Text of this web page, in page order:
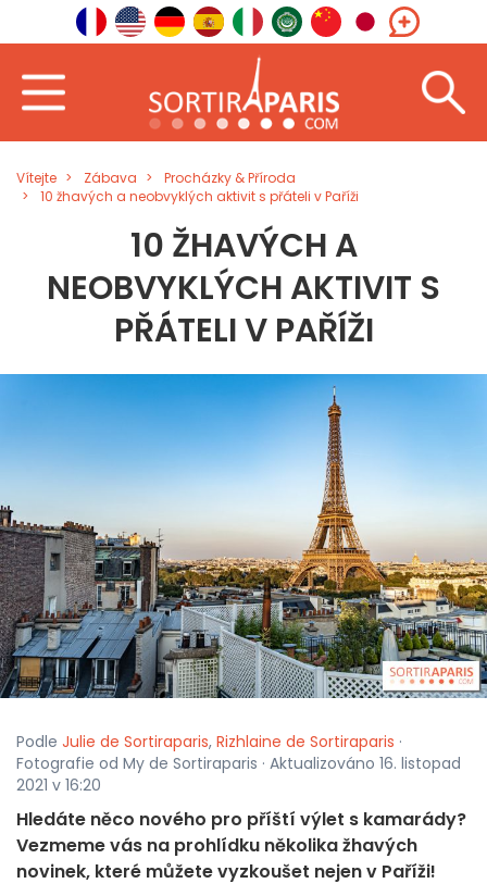
Vítejte Zábava
Procházky & Příroda
10 žhavých a neobvyklých aktivit s přáteli v Paříži
10 ŽHAVÝCH A
NEOBVYKLÝCH AKTIVIT S
PŘÁTELI V PAŘÍŽI
Podle Julie de Sortiraparis, Rizhlaine de Sortiraparis ·
Fotografie od My de Sortiraparis · Aktualizováno 16. listopad
2021 v 16:20
Hledáte něco nového pro příští výlet s kamarády?
Vezmeme vás na prohlídku několika žhavých
novinek, které můžete vyzkoušet nejen v Paříži!